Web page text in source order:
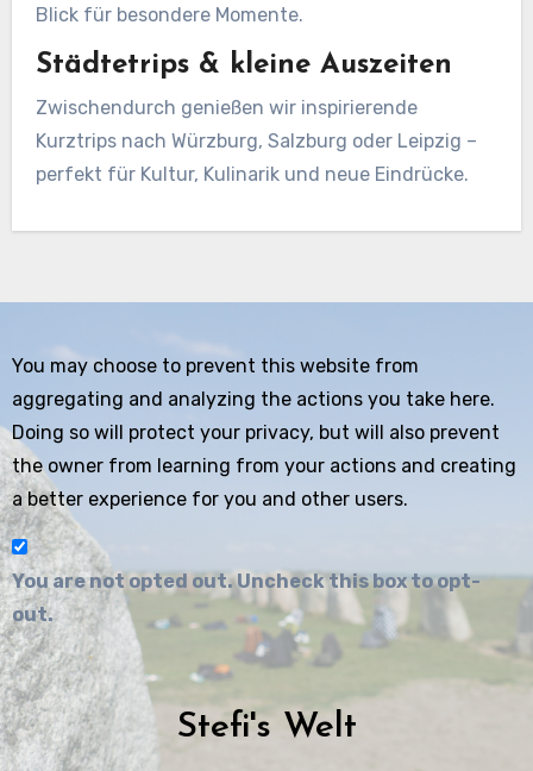
Blick für besondere Momente.
Städtetrips & kleine Auszeiten
Zwischendurch genießen wir inspirierende
Kurztrips nach Würzburg, Salzburg oder Leipzig –
perfekt für Kultur, Kulinarik und neue Eindrücke.
You may choose to prevent this website from
aggregating and analyzing the actions you take here.
Doing so will protect your privacy, but will also prevent
the owner from learning from your actions and creating
a better experience for you and other users.
You are not opted out. Uncheck this box to opt-
out.
Stefi's Welt